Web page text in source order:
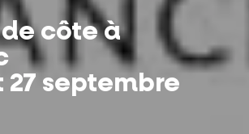
côte à
27 septembre